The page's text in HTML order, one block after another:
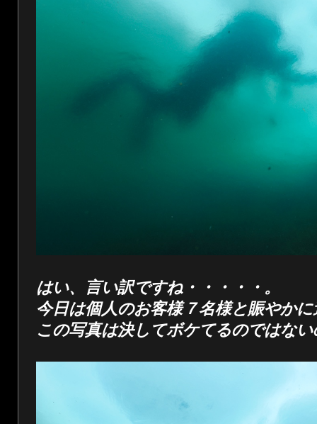
はい、言い訳ですね・・・・・。
今日は個人のお客様７名様と賑やか
この写真は決してボケてるのではな